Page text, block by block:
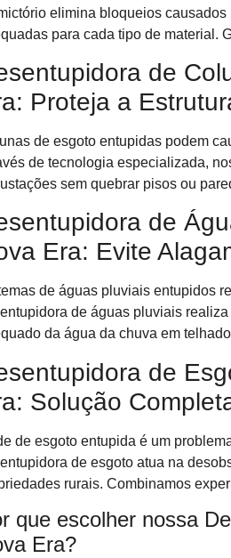
elimina bloqueios
para cada tipo de material.
de
Proteja a
de esgoto entupidas podem
de tecnologia especializada,
sem quebrar pisos ou
de
Era: Evite
de águas pluviais entupidos
de águas pluviais
da água da chuva em
de
Solução
de esgoto entupida é um
de esgoto atua na
rurais. Combinamos
que escolher nossa
Era?